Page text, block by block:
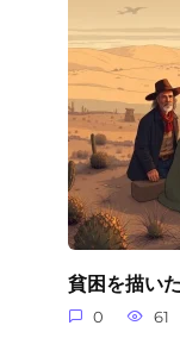
貧困を描い
0 61